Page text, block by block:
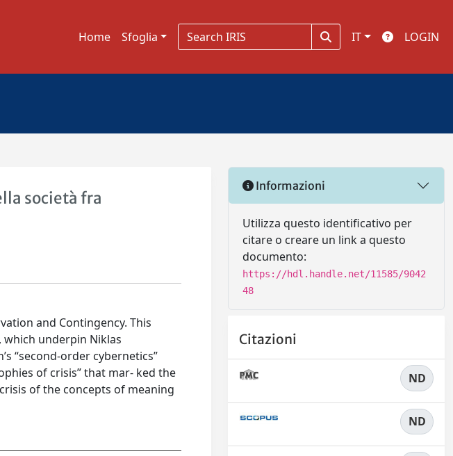
Home Sfoglia IT LOGIN
società fra
and Contingency. This
underpin Niklas
“second-order cybernetics”
of crisis” that mar- ked the
of the concepts of meaning
Informazioni
Utilizza questo identificativo per
citare o creare un link a questo
documento:
https://hdl.handle.net/11585/9042
48
Citazioni
ND
ND